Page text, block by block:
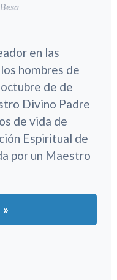
en las
hombres de
de de
Divino Padre
de vida de
Espiritual de
por un Maestro